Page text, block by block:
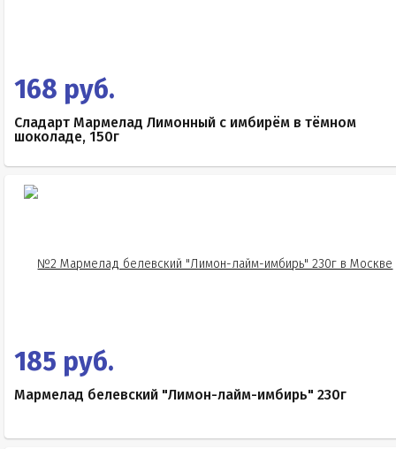
168 руб.
Сладарт Мармелад Лимонный с имбирём в тёмном
шоколаде, 150г
185 руб.
Мармелад белевский "Лимон-лайм-имбирь" 230г